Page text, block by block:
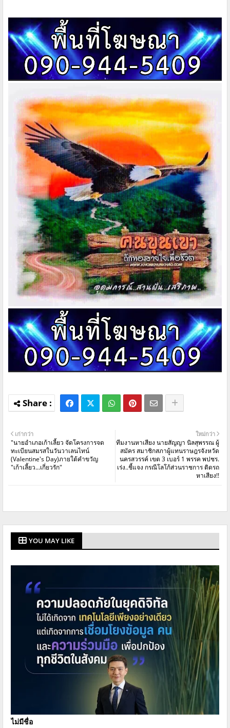
ใหม่กว่า
ทีมงานหาเสียง นายสัญญา นิลสุพรรณ ผู้
สมัคร สมาชิกสภาผู้แทนราษฎรจังหวัด
นครสวรรค์ เขต 3 เบอร์ 1 พรรค พปชร.
เร่ง..ชี้แจง กรณีโลโก้ส่วนราชการ ติดรถ
หาเสียง!!
เก่ากว่า
"นายอำเภอเก้าเลี้ยว จัดโครงการจด
ทะเบียนสมรสในวันวาเลนไทน์
(Valentine's Day)ภายใต้คำขวัญ
"เก้าเลี้ยว...เกี่ยวรัก"
YOU MAY LIKE
ไม่มีชื่อ